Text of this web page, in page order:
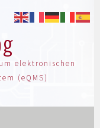
elektronischen
(eQMS)